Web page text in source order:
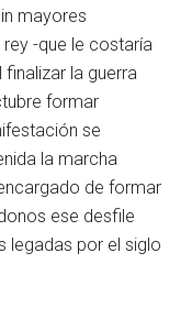
mayores
-que le costaría
la guerra
formar
se
la marcha
de formar
ese desfile
legadas por el siglo